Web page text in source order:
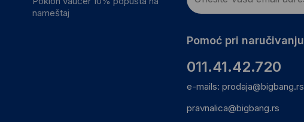
nameštaj
Pomoć pri naručivanju
011.41.42.720
e-mails: prodaja@bigbang.rs
pravnalica@bigbang.rs